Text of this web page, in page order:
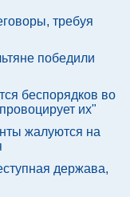
требуя
победили
беспорядков во
их"
жалуются на
держава,